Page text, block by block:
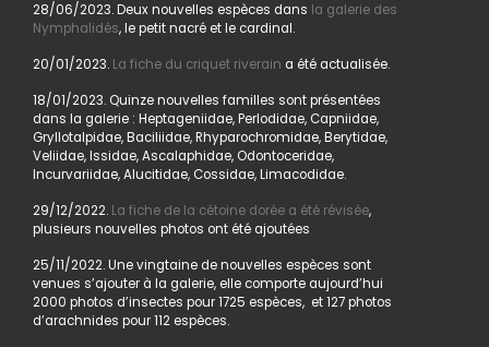
28/06/2023. Deux nouvelles espèces dans la galerie des
Nymphalidés, le petit nacré et le cardinal.
20/01/2023. La fiche du criquet riverain a été actualisée.
18/01/2023. Quinze nouvelles familles sont présentées
dans la galerie : Heptageniidae, Perlodidae, Capniidae,
Gryllotalpidae, Baciliidae, Rhyparochromidae, Berytidae,
Veliidae, Issidae, Ascalaphidae, Odontoceridae,
Incurvariidae, Alucitidae, Cossidae, Limacodidae.
29/12/2022. La fiche de la cétoine dorée a été révisée,
plusieurs nouvelles photos ont été ajoutées
25/11/2022. Une vingtaine de nouvelles espèces sont
venues s’ajouter à la galerie, elle comporte aujourd’hui
2000 photos d’insectes pour 1725 espèces, et 127 photos
d’arachnides pour 112 espèces.